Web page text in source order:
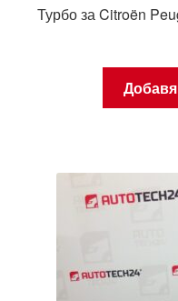
Турбо за Citroën